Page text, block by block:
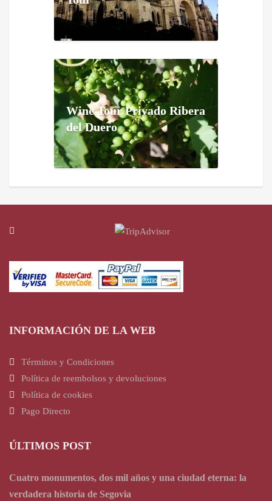
Wine Tour Privado Ribera
del Duero
INFORMACIÓN DE LA WEB
Términos y Condiciones
Política de reembolsos y devoluciones
Política de cookies
Pago Directo
ÚLTIMOS POST
Cuatro monumentos, dos mil años y una ciudad eterna: la
verdadera historia de Segovia